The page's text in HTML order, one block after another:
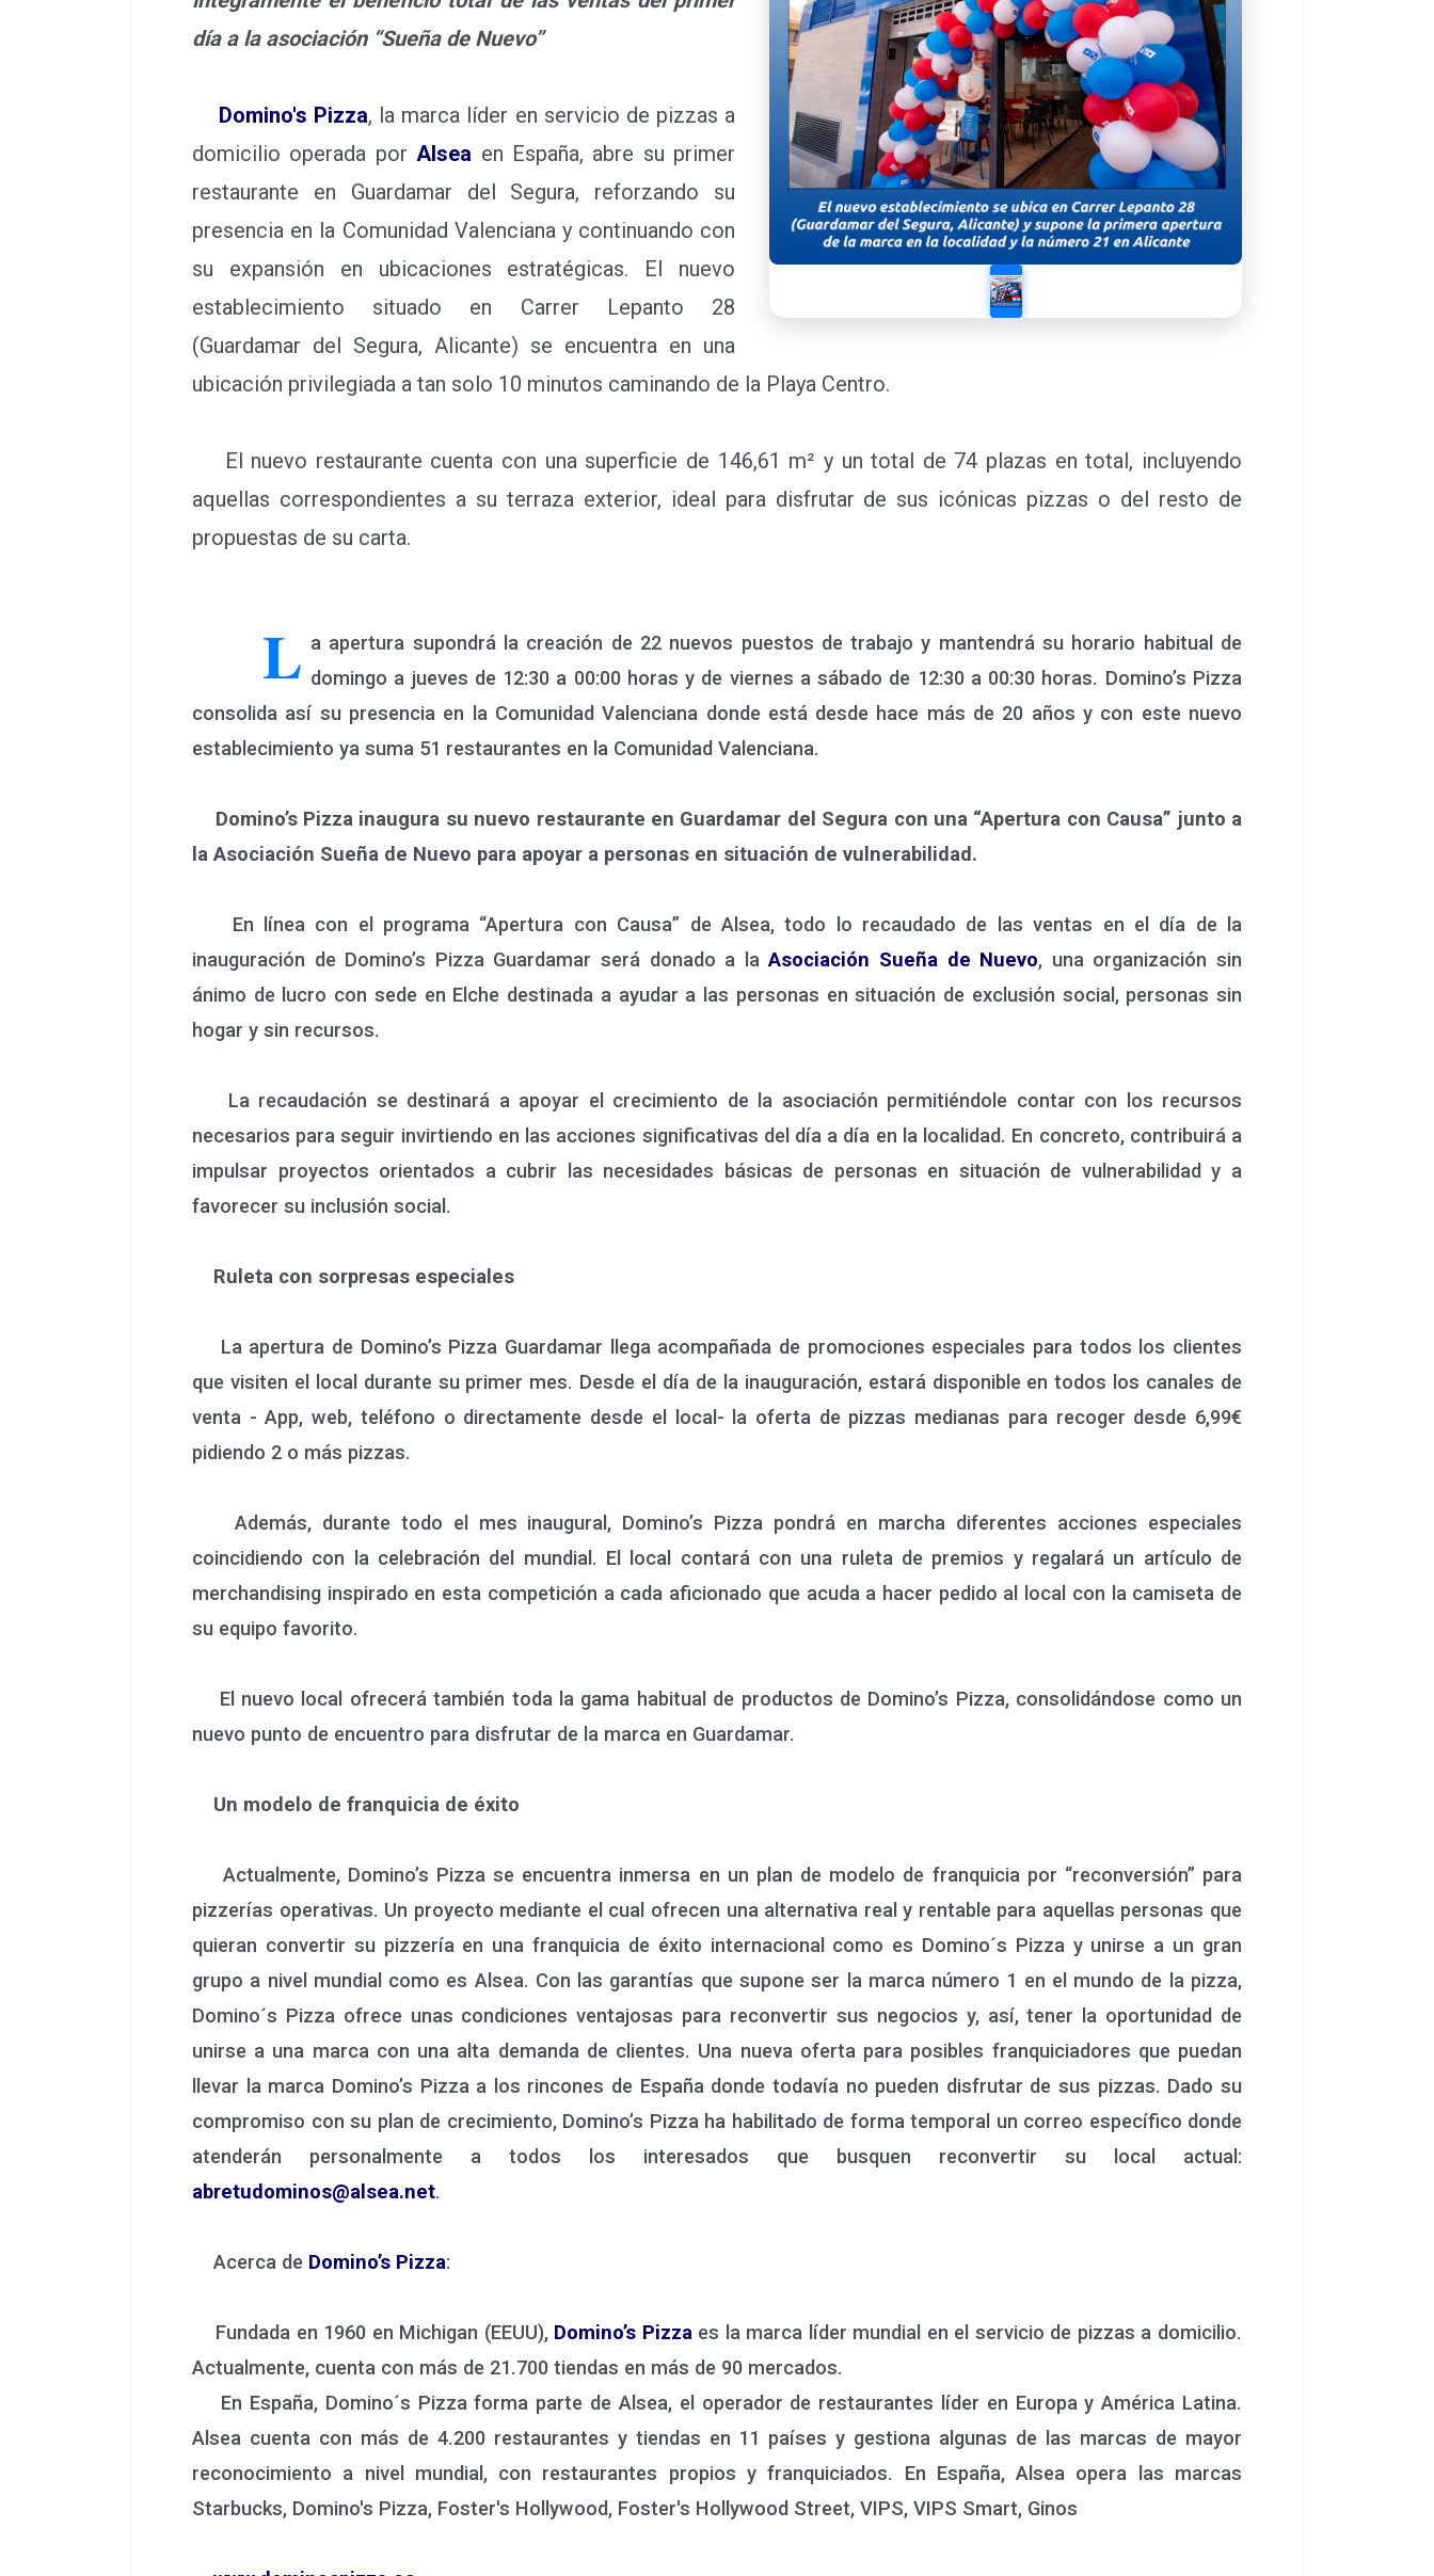
día a la asociación “Sueña de Nuevo”
Domino's Pizza, la marca líder en servicio de pizzas a
domicilio operada por Alsea en España, abre su primer
restaurante en Guardamar del Segura, reforzando su
presencia en la Comunidad Valenciana y continuando con
su expansión en ubicaciones estratégicas. El nuevo
establecimiento situado en Carrer Lepanto 28
(Guardamar del Segura, Alicante) se encuentra en una
ubicación privilegiada a tan solo 10 minutos caminando de la Playa Centro.
El nuevo restaurante cuenta con una superficie de 146,61 m² y un total de 74 plazas en total, incluyendo
aquellas correspondientes a su terraza exterior, ideal para disfrutar de sus icónicas pizzas o del resto de
propuestas de su carta.
L a apertura supondrá la creación de 22 nuevos puestos de trabajo y mantendrá su horario habitual de
domingo a jueves de 12:30 a 00:00 horas y de viernes a sábado de 12:30 a 00:30 horas. Domino’s Pizza
consolida así su presencia en la Comunidad Valenciana donde está desde hace más de 20 años y con este nuevo
establecimiento ya suma 51 restaurantes en la Comunidad Valenciana.
Domino’s Pizza inaugura su nuevo restaurante en Guardamar del Segura con una “Apertura con Causa” junto a
la Asociación Sueña de Nuevo para apoyar a personas en situación de vulnerabilidad.
En línea con el programa “Apertura con Causa” de Alsea, todo lo recaudado de las ventas en el día de la
inauguración de Domino’s Pizza Guardamar será donado a laAsociación Sueña de Nuevo, una organización sin
ánimo de lucro con sede en Elche destinada a ayudar a las personas en situación de exclusión social, personas sin
hogar y sin recursos.
La recaudación se destinará a apoyar el crecimiento de la asociación permitiéndole contar con los recursos
necesarios para seguir invirtiendo en las acciones significativas del día a día en la localidad. En concreto, contribuirá a
impulsar proyectos orientados a cubrir las necesidades básicas de personas en situación de vulnerabilidad y a
favorecer su inclusión social.
Ruleta con sorpresas especiales
La apertura de Domino’s Pizza Guardamar llega acompañada de promociones especiales para todos los clientes
que visiten el local durante su primer mes. Desde el día de la inauguración, estará disponible en todos los canales de
venta - App, web, teléfono o directamente desde el local- la oferta de pizzas medianas para recoger desde 6,99€
pidiendo 2 o más pizzas.
Además, durante todo el mes inaugural, Domino’s Pizza pondrá en marcha diferentes acciones especiales
coincidiendo con la celebración del mundial. El local contará con una ruleta de premios y regalará un artículo de
merchandising inspirado en esta competición a cada aficionado que acuda a hacer pedido al local con la camiseta de
su equipo favorito.
El nuevo local ofrecerá también toda la gama habitual de productos de Domino’s Pizza, consolidándose como un
nuevo punto de encuentro para disfrutar de la marca en Guardamar.
Un modelo de franquicia de éxito
Actualmente, Domino’s Pizza se encuentra inmersa en un plan de modelo de franquicia por “reconversión” para
pizzerías operativas. Un proyecto mediante el cual ofrecen una alternativa real y rentable para aquellas personas que
quieran convertir su pizzería en una franquicia de éxito internacional como es Domino´s Pizza y unirse a un gran
grupo a nivel mundial como es Alsea. Con las garantías que supone ser la marca número 1 en el mundo de la pizza,
Domino´s Pizza ofrece unas condiciones ventajosas para reconvertir sus negocios y, así, tener la oportunidad de
unirse a una marca con una alta demanda de clientes. Una nueva oferta para posibles franquiciadores que puedan
llevar la marca Domino’s Pizza a los rincones de España donde todavía no pueden disfrutar de sus pizzas. Dado su
compromiso con su plan de crecimiento, Domino’s Pizza ha habilitado de forma temporal un correo específico donde
atenderán personalmente a todos los interesados que busquen reconvertir su local actual:
abretudominos@alsea.net.
Acerca de Domino’s Pizza:
Fundada en 1960 en Michigan (EEUU), Domino’s Pizza es la marca líder mundial en el servicio de pizzas a domicilio.
Actualmente, cuenta con más de 21.700 tiendas en más de 90 mercados.
En España, Domino´s Pizza forma parte de Alsea, el operador de restaurantes líder en Europa y América Latina.
Alsea cuenta con más de 4.200 restaurantes y tiendas en 11 países y gestiona algunas de las marcas de mayor
reconocimiento a nivel mundial, con restaurantes propios y franquiciados. En España, Alsea opera las marcas
Starbucks, Domino's Pizza, Foster's Hollywood, Foster's Hollywood Street, VIPS, VIPS Smart, Ginos